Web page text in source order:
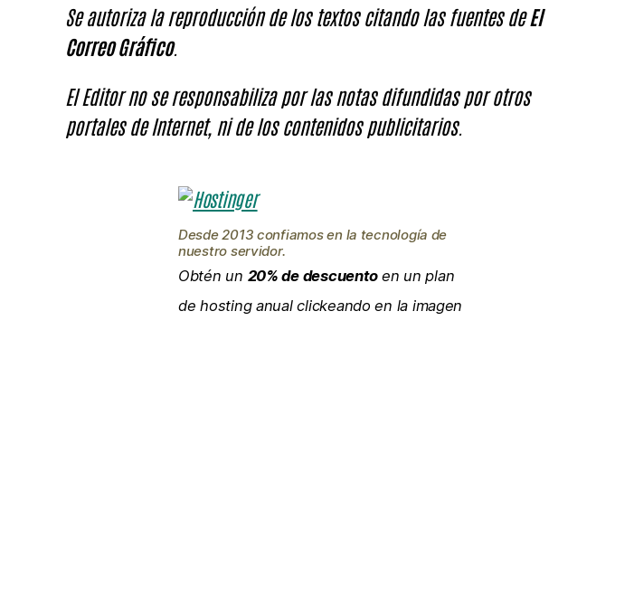
Se autoriza la reproducción de los textos citando las fuentes deEl
Correo Gráfico.
El Editor no se responsabiliza por las notas difundidas por otros
portales de Internet, ni de los contenidos publicitarios.
Desde 2013 confiamos en la tecnología de
nuestro servidor.
Obtén un 20% de descuentoen un plan
de hosting anual clickeando en la imagen